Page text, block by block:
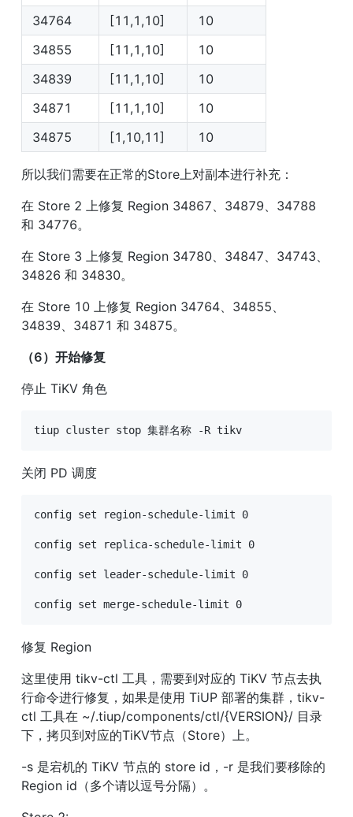
34764
[11,1,10]
10
34855
[11,1,10]
10
34839
[11,1,10]
10
34871
[11,1,10]
10
34875
[1,10,11] 10
所以我们需要在正常的Store上对副本进行补充：
在 Store 2 上修复 Region 34867、34879、34788
和 34776。
在 Store 3 上修复 Region 34780、34847、34743、
34826 和 34830。
在 Store 10 上修复 Region 34764、34855、
34839、34871 和 34875。
（6）开始修复
停止 TiKV 角色
tiup cluster stop 集群名称 -R tikv
关闭 PD 调度
config set region-schedule-limit 0
config set replica-schedule-limit 0
config set leader-schedule-limit 0
config set merge-schedule-limit 0
修复 Region
这里使用 tikv-ctl 工具，需要到对应的 TiKV 节点去执
行命令进行修复，如果是使用 TiUP 部署的集群，tikv-
ctl 工具在 ~/.tiup/components/ctl/{VERSION}/ 目录
下，拷贝到对应的TiKV节点（Store）上。
-s 是宕机的 TiKV 节点的 store id，-r 是我们要移除的
Region id（多个请以逗号分隔）。